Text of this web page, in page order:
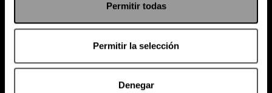
Permitir todas
Permitir la selección
Denegar
SACA TU ID